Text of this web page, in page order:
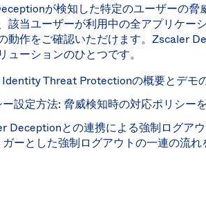
が検知した特定のユーザーの
該当ユーザーが利用中の全アプリケー
動作をご確認いただけます。Zscaler
ューションのひとつです。
Threat Protectionの概要とデモ
設定方法: 脅威検知時の対応ポリシー
Deceptionとの連携による強制ログア
ーとした強制ログアウトの一連の流れ